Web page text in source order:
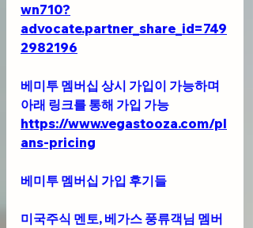
wn710?
advocate.partner_share_id=749
2982196
베미투 멤버십 상시 가입이 가능하며
아래 링크를 통해 가입 가능
https://www.vegastooza.com/pl
ans-pricing
베미투 멤버십 가입 후기들
미국주식 멘토, 베가스 풍류객님 멤버